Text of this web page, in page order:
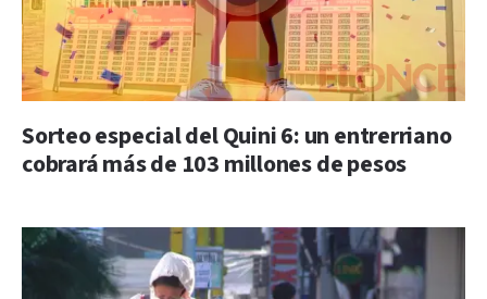
Sorteo especial del Quini 6: un entrerriano
cobrará más de 103 millones de pesos